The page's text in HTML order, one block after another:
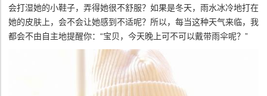
会打湿她的小鞋子，弄得她很不舒服？如果是冬天，雨水冰冷地打在
她的皮肤上，会不会让她感到不适呢？所以，每当这种天气来临，我
都会不由自主地提醒你：“宝贝，今天晚上可不可以戴带雨伞呢？”